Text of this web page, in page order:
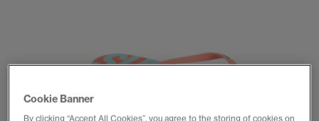
Cookie Banner